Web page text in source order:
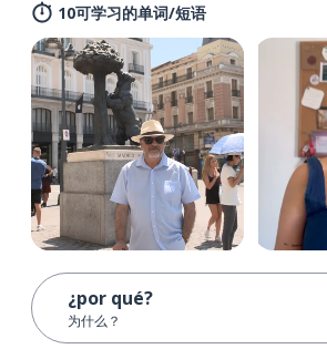
10可学习的单词/短语
¿por qué?
为什么？